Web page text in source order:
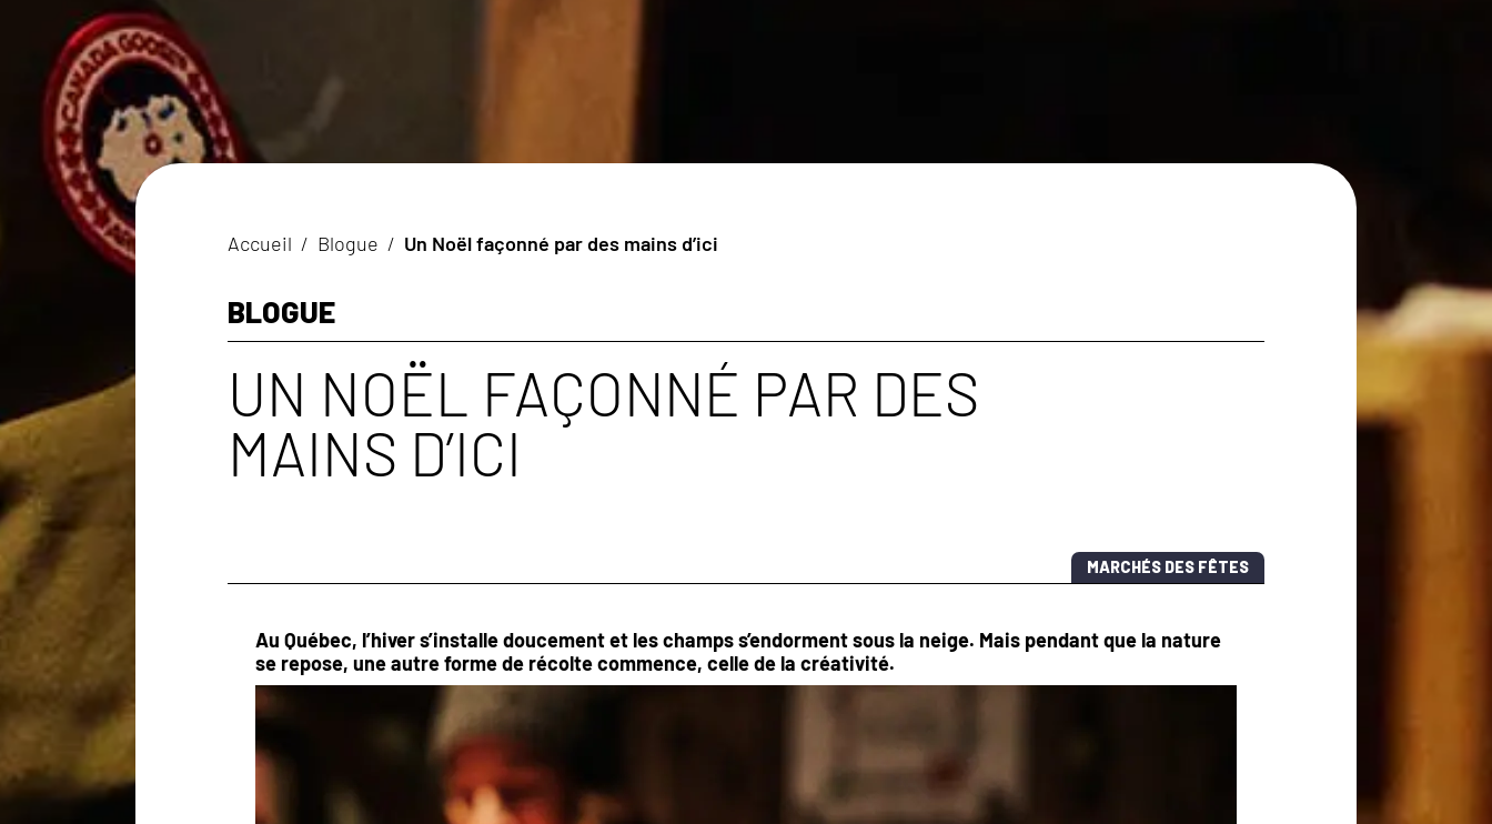
Accueil / Blogue / Un Noël façonné par des mains d’ici
BLOGUE
UN NOËL FAÇONNÉ PAR DES
MAINS D’ICI
MARCHÉS DES FÊTES
Au Québec, l’hiver s’installe doucement et les champs s’endorment sous la neige. Mais pendant que la nature
se repose, une autre forme de récolte commence, celle de la créativité.